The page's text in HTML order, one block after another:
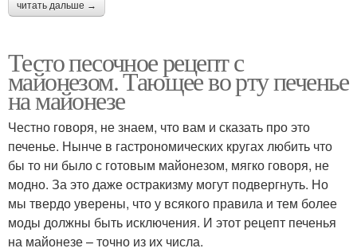
читать дальше →
Тесто песочное рецепт с
майонезом. Тающее во рту печенье
на майонезе
Честно говоря, не знаем, что вам и сказать про это
печенье. Нынче в гастрономических кругах любить что
бы то ни было с готовым майонезом, мягко говоря, не
модно. За это даже остракизму могут подвергнуть. Но
мы твердо уверены, что у всякого правила и тем более
моды должны быть исключения. И этот рецепт печенья
на майонезе – точно из их числа.